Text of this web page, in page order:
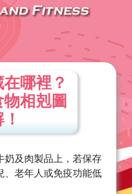
哪裡？
相剋圖
奶及肉製品上，若保存
、老年人或免疫功能低